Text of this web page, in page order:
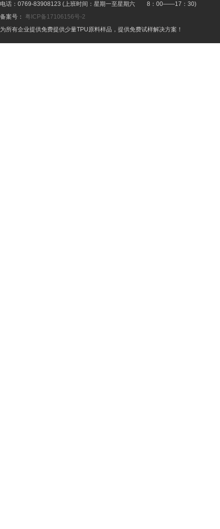
电话：0769-83908123 (上班时间：星期一至星期六 8：00——17：30)
备案号： 粤ICP备17106156号-2
为所有企业提供免费提供少量TPU原料样品，提供免费试样解决方案！